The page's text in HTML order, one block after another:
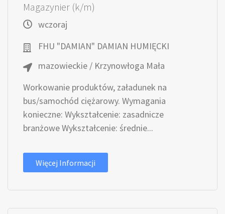
Magazynier (k/m)
wczoraj
FHU "DAMIAN" DAMIAN HUMIĘCKI
mazowieckie / Krzynowłoga Mała
Workowanie produktów, załadunek na
bus/samochód ciężarowy. Wymagania
konieczne: Wykształcenie: zasadnicze
branżowe Wykształcenie: średnie...
Więcej Informacji